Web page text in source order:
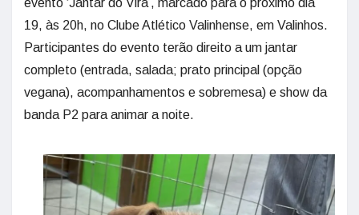
evento ‘Jantar do Vira’, marcado para o próximo dia
19, às 20h, no Clube Atlético Valinhense, em Valinhos.
Participantes do evento terão direito a um jantar
completo (entrada, salada; prato principal (opção
vegana), acompanhamentos e sobremesa) e show da
banda P2 para animar a noite.